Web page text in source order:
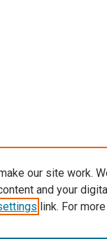
our site work.
and your
link. For